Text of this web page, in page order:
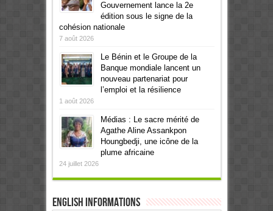
Gouvernement lance la 2e
édition sous le signe de la
cohésion nationale
7 août 2026
Le Bénin et le Groupe de la
Banque mondiale lancent un
nouveau partenariat pour
l’emploi et la résilience
1 août 2026
Médias : Le sacre mérité de
Agathe Aline Assankpon
Houngbedji, une icône de la
plume africaine
24 juillet 2026
English informations